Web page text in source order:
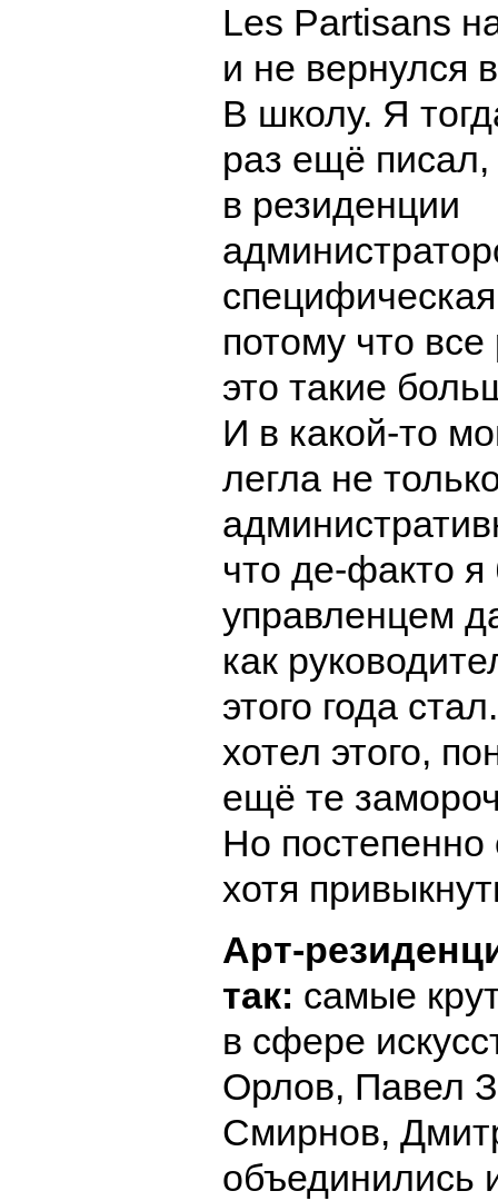
Les Partisans
и не вернулся
В школу. Я
раз ещё писал,
в резиденции
потому что
это такие
И в какой-то
легла не
что де-факто
управленцем
как
этого года
хотел этого,
ещё те
Но
хотя
Арт-
так: самые
в сфере
Орлов, Павел
Смирнов,
объединились